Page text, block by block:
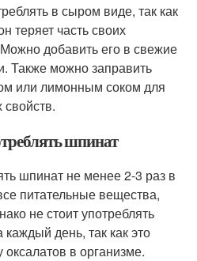
в сыром виде, так как
теряет часть своих
добавить его в свежие
Также можно заправить
или лимонным соком для
шпинат
шпинат не менее 2-3 раз в
питательные вещества,
не стоит употреблять
день, так как это
в организме.